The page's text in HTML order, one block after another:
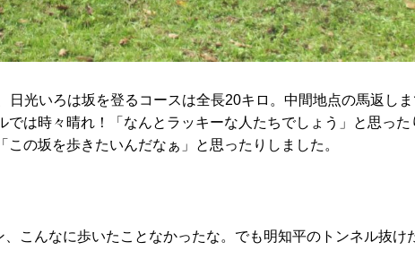
光いろは坂を登るコースは全長20キロ。中間地点の馬返し
は時々晴れ！「なんとラッキーな人たちでしょう」と思っ
の坂を歩きたいんだなぁ」と思ったりしました。
、こんなに歩いたことなかったな。でも明知平のトンネル抜け